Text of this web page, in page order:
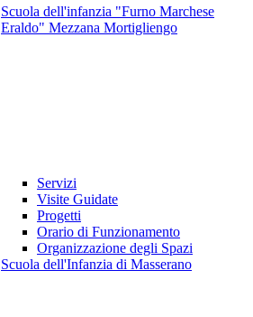
Scuola dell'infanzia "Furno Marchese
Eraldo" Mezzana Mortigliengo
Servizi
Visite Guidate
Progetti
Orario di Funzionamento
Organizzazione degli Spazi
Scuola dell'Infanzia di Masserano